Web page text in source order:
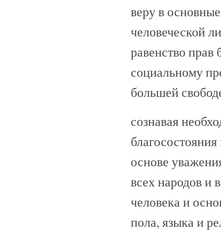
веру в
человеческой
равенство
социальному
большей
сознавая
основе
всех народов и
человека и
пола, языка и